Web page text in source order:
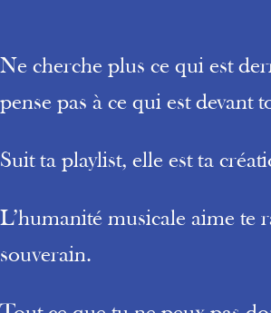
Ne cherche plus ce qui est
pense pas à ce qui est devant
Suit ta playlist, elle est ta
L’humanité musicale aime te
souverain.